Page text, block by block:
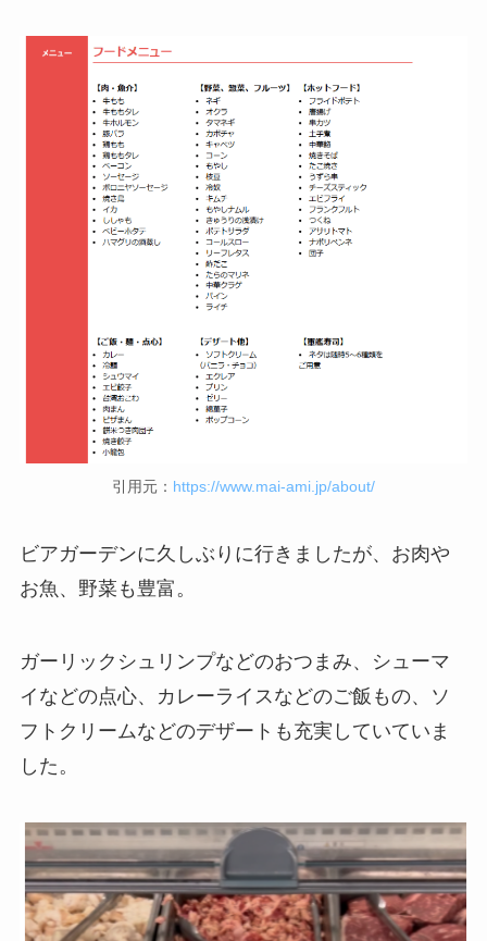
引用元： https://www.mai-ami.jp/about/
ビアガーデンに久しぶりに行きましたが、お肉や
お魚、野菜も豊富。
ガーリックシュリンプなどのおつまみ、シューマ
イなどの点心、カレーライスなどのご飯もの、ソ
フトクリームなどのデザートも充実していていま
した。